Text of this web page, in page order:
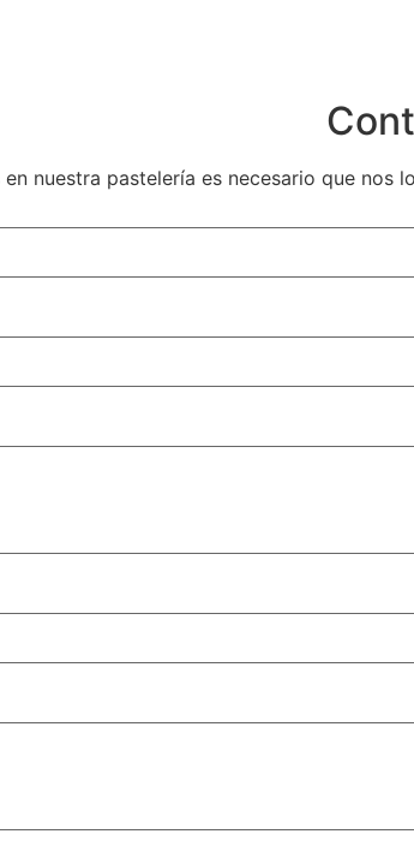
nuestra pastelería es necesario que